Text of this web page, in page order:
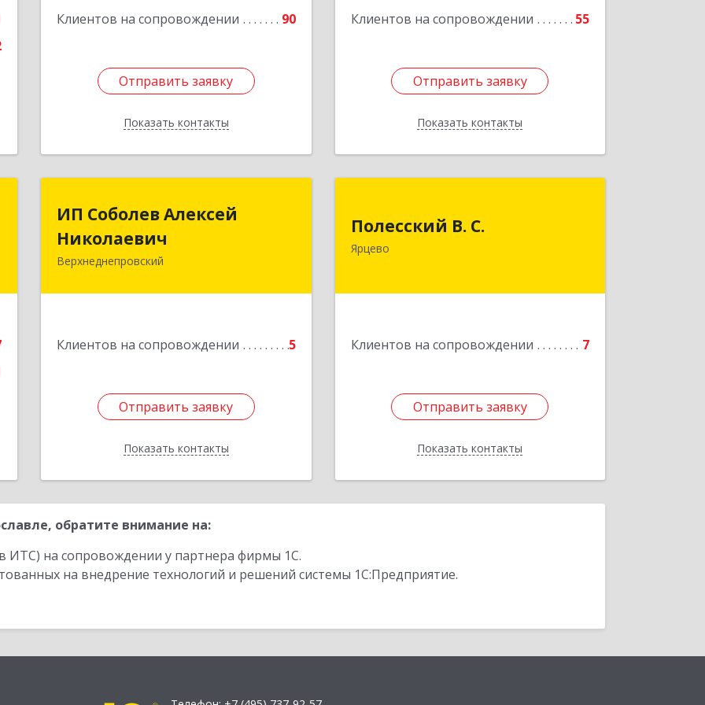
Клиентов на сопровождении 90
Отправить заявку
Показать контакты
Отправить заявку
Назад
Клиентов на сопровождении 55
Отправить заявку
Показать контакты
Отправить заявку
Назад
ИП Соболев Алексей
Николаевич
Верхнеднепровский
Клиентов на сопровождении 5
Отправить заявку
Показать контакты
ИП Соболев Алексей
Николаевич
Отправить заявку
Назад
Полесский В. С.
Ярцево
Клиентов на сопровождении 7
Отправить заявку
Показать контакты
Подробнее
Отправить заявку
Назад
обратите внимание на:
ИТС) на сопровождении у партнера фирмы 1С.
на внедрение технологий и решений системы 1С:Предприятие.